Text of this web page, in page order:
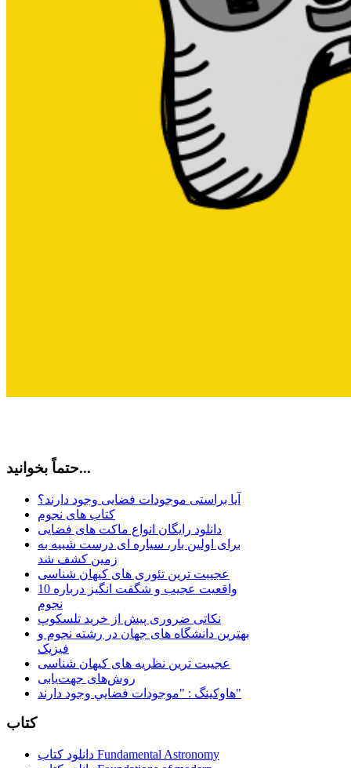
حتماً بخوانید...
آیا براستی موجودات فضایی وجود دارند؟
کتاب های نجوم
دانلود رایگان انواع ماکت های فضایی
برای اولین بار، سیاره ای درست شبیه به
زمین کشف شد
عجیبت ترین تئوری های کیهان شناسی
10 واقعیت عجیب و شگفت انگیز درباره
نجوم
نکاتی ضروری پیش از خرید تلسکوپ
بهترین دانشگاه های جهان در رشته نجوم و
فیزیک
عجیبت ترین نظریه های کیهان شناسی
روش‌های جهت‌یابی
هاوكينگ : "موجودات فضايي وجود دارند"
کتاب
دانلود کتاب Fundamental Astronomy